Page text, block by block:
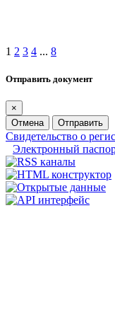
1 2 3 4 ... 8
Отправить документ
×
Отмена
Отправить
Свидетельство о
Электронный